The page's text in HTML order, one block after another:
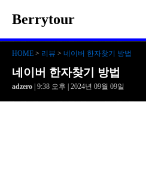
Berrytour
HOME > 리뷰 > 네이버 한자찾기 방법
네이버 한자찾기 방법
adzero | 9:38 오후 | 2024년 09월 09일